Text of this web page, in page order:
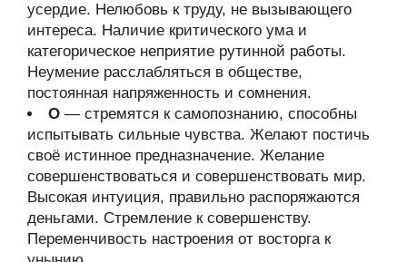
усердие. Нелюбовь к труду, не вызывающего
интереса. Наличие критического ума и
категорическое неприятие рутинной работы.
Неумение расслабляться в обществе,
постоянная напряженность и сомнения.
О — стремятся к самопознанию, способны
испытывать сильные чувства. Желают постичь
своё истинное предназначение. Желание
совершенствоваться и совершенствовать мир.
Высокая интуиция, правильно распоряжаются
деньгами. Стремление к совершенству.
Переменчивость настроения от восторга к